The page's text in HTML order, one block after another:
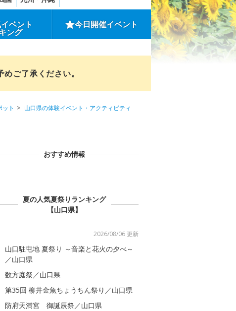
ベント
ング
今日開催イベント
ご了承ください。
ト
山口県の体験イベント・アクティビティ
おすすめ情報
夏の人気夏祭りランキング
【山口県】
2026/08/06 更新
山口駐屯地 夏祭り ～音楽と花火の夕べ～
／山口県
数方庭祭／山口県
第35回 柳井金魚ちょうちん祭り／山口県
防府天満宮 御誕辰祭／山口県